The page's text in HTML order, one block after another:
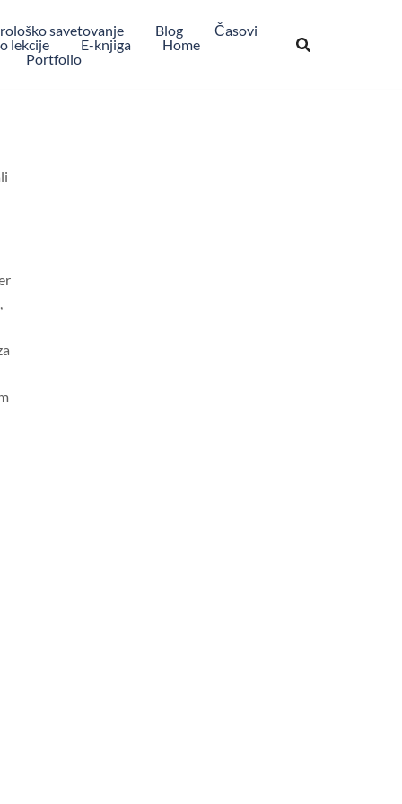
savetovanje Blog
Časovi
lekcije
E-knjiga
Home
Portfolio